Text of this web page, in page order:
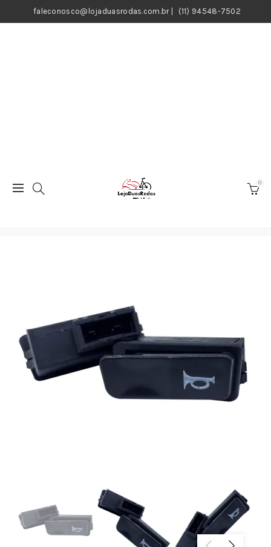
faleconosco@lojaduasrodas.com.br| (11) 94548-7502
0